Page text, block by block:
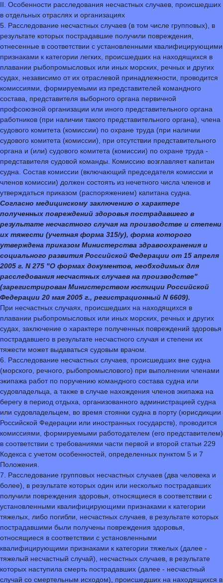
II. Особенности расследования несчастных случаев, происшедших
в отдельных отраслях и организациях
5. Расследование несчастных случаев (в том числе групповых), в
результате которых пострадавшие получили повреждения,
отнесенные в соответствии с установленными квалифицирующими
признаками к категории легких, происшедших на находящихся в
плавании рыбопромысловых или иных морских, речных и других
судах, независимо от их отраслевой принадлежности, проводится
комиссиями, формируемыми из представителей командного
состава, представителя выборного органа первичной
профсоюзной организации или иного представительного органа
работников (при наличии такого представительного органа), члена
судового комитета (комиссии) по охране труда (при наличии
судового комитета (комиссии), при отсутствии представительного
органа и (или) судового комитета (комиссии) по охране труда -
представителя судовой команды. Комиссию возглавляет капитан
судна. Состав комиссии (включающий председателя комиссии и
членов комиссии) должен состоять из нечетного числа членов и
утверждаться приказом (распоряжением) капитана судна.
Согласно медицинскому заключению о характере
полученных повреждений здоровья пострадавшего в
результате несчастного случая на производстве и степени
их тяжести (учетная форма 315/у), форма которого
утверждена приказом Министерства здравоохранения и
социального развития Российской Федерации от 15 апреля
2005 г. N 275 "О формах документов, необходимых для
расследования несчастных случаев на производстве"
(зарегистрирован Министерством юстиции Российской
Федерации 20 мая 2005 г., регистрационный N 6609).
При несчастных случаях, происшедших на находящихся в
плавании рыбопромысловых или иных морских, речных и других
судах, заключение о характере полученных повреждений здоровья
пострадавшего в результате несчастного случая и степени их
тяжести может выдаваться судовым врачом.
6. Расследование несчастных случаев, происшедших вне судна
(морского, речного, рыбопромыслового) при выполнении членами
экипажа работ по поручению командного состава судна или
судовладельца, а также в случае нахождения членов экипажа на
берегу в период отдыха, организованного администрацией судна
или судовладельцем, во время стоянки судна в порту (юрисдикции
Российской Федерации или иностранных государств), проводится
комиссиями, формируемыми работодателем (его представителем)
в соответствии с требованиями части первой и второй статьи 229
Кодекса с учетом особенностей, определенных пунктом 5 и 7
Положения.
7. Расследование групповых несчастных случаев (два человека и
более), в результате которых один или несколько пострадавших
получили повреждения здоровья, относящиеся в соответствии с
установленными квалифицирующими признаками к категории
тяжелых, либо погибли, несчастных случаев, в результате которых
пострадавшими были получены повреждения здоровья,
относящиеся в соответствии с установленными
квалифицирующими признаками к категории тяжелых (далее -
тяжелый несчастный случай), несчастных случаев, в результате
которых наступила смерть пострадавших (далее - несчастный
случай со смертельным исходом), происшедших на находящихся в